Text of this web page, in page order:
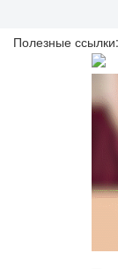
Полезные ссылки: